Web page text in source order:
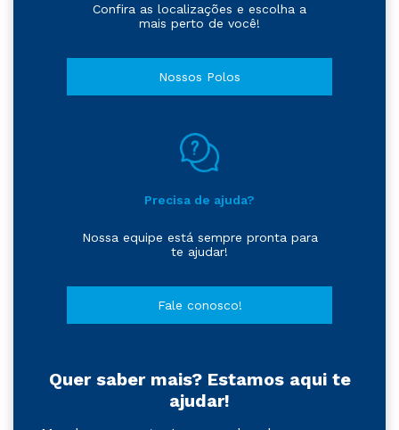
Confira as localizações e escolha a
mais perto de você!
Nossos Polos
Precisa de ajuda?
Nossa equipe está sempre pronta para
te ajudar!
Fale conosco!
Quer saber mais? Estamos aqui te
ajudar!